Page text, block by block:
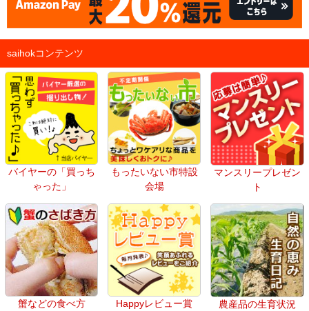
saihokコンテンツ
バイヤーの「買っち
ゃった」
もったいない市特設
会場
マンスリープレゼン
ト
蟹などの食べ方 Happyレビュー賞 農産品の生育状況